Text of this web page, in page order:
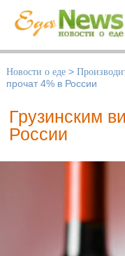
Новости о еде >
прочат 4% в России
Грузинским
России